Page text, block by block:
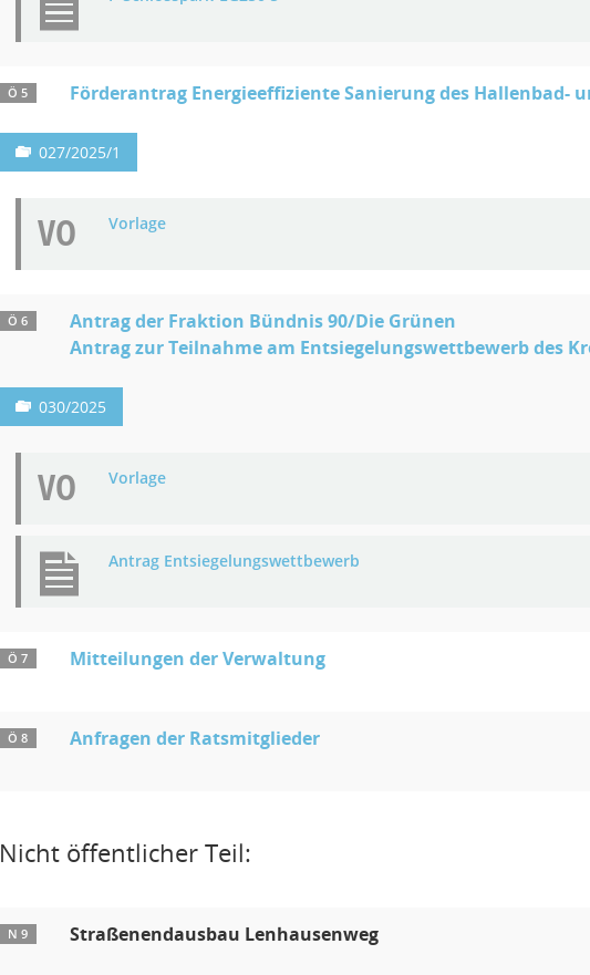
Ö 5 Förderantrag Energieeffiziente Sanierung des
027/2025/1
VO Vorlage
Ö 6
Antrag der Fraktion Bündnis 90/Die Grünen
Antrag zur Teilnahme am Entsiegelungswettbewerb des
030/2025
VO Vorlage
Antrag Entsiegelungswettbewerb
Ö 7 Mitteilungen der Verwaltung
Ö 8 Anfragen der Ratsmitglieder
Nicht öffentlicher Teil:
N 9 Straßenendausbau Lenhausenweg